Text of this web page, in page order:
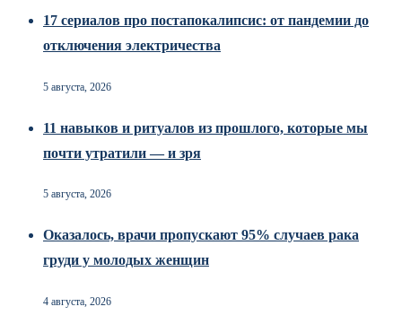
17 сериалов про постапокалипсис: от пандемии до
отключения электричества
5 августа, 2026
11 навыков и ритуалов из прошлого, которые мы
почти утратили — и зря
5 августа, 2026
Оказалось, врачи пропускают 95% случаев рака
груди у молодых женщин
4 августа, 2026